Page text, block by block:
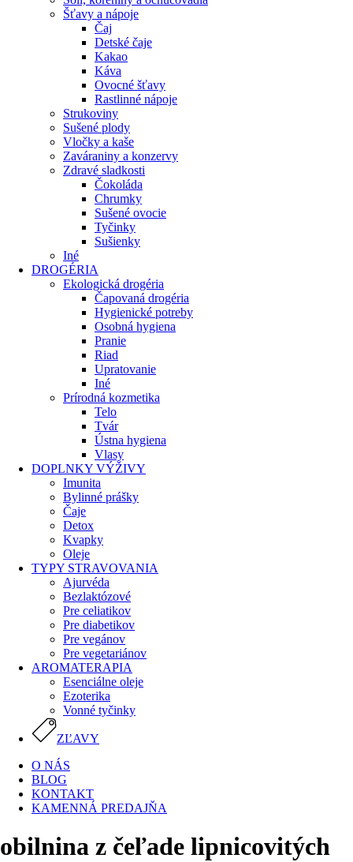
Šťavy a nápoje
Čaj
Detské čaje
Kakao
Káva
Ovocné šťavy
Rastlinné nápoje
Strukoviny
Sušené plody
Vločky a kaše
Zaváraniny a konzervy
Zdravé sladkosti
Čokoláda
Chrumky
Sušené ovocie
Tyčinky
Sušienky
Iné
DROGÉRIA
Ekologická drogéria
Čapovaná drogéria
Hygienické potreby
Osobná hygiena
Pranie
Riad
Upratovanie
Iné
Prírodná kozmetika
Telo
Tvár
Ústna hygiena
Vlasy
DOPLNKY VÝŽIVY
Imunita
Bylinné prášky
Čaje
Detox
Kvapky
Oleje
TYPY STRAVOVANIA
Ajurvéda
Bezlaktózové
Pre celiatikov
Pre diabetikov
Pre vegánov
Pre vegetariánov
AROMATERAPIA
Esenciálne oleje
Ezoterika
Vonné tyčinky
ZĽAVY
O NÁS
BLOG
KONTAKT
KAMENNÁ PREDAJŇA
obilnina z čeľade lipnicovitých